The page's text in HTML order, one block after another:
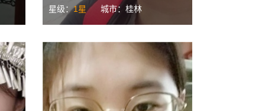
星级：1星 城市：桂林